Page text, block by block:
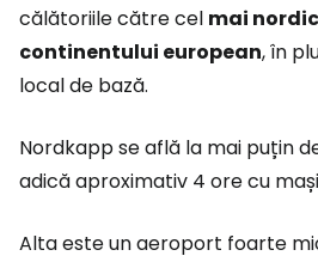
călătoriile către cel mai
continentului european, în
local de bază.
Nordkapp se află la mai puțin
adică aproximativ 4 ore cu
Alta este un aeroport foarte